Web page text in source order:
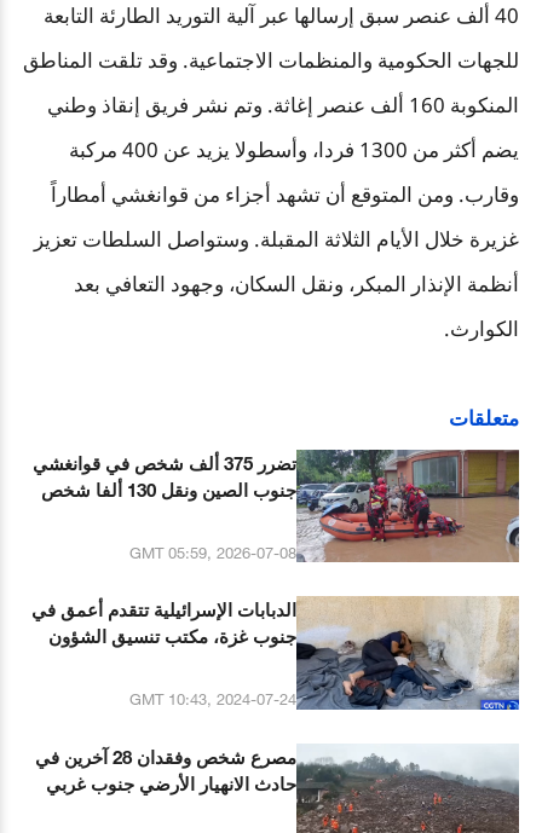
40 ألف عنصر سبق إرسالها عبر آلية التوريد الطارئة التابعة
للجهات الحكومية والمنظمات الاجتماعية. وقد تلقت المناطق
المنكوبة 160 ألف عنصر إغاثة. وتم نشر فريق إنقاذ وطني
يضم أكثر من 1300 فردا، وأسطولا يزيد عن 400 مركبة
وقارب. ومن المتوقع أن تشهد أجزاء من قوانغشي أمطاراً
غزيرة خلال الأيام الثلاثة المقبلة. وستواصل السلطات تعزيز
أنظمة الإنذار المبكر، ونقل السكان، وجهود التعافي بعد
الكوارث.
متعلقات
تضرر 375 ألف شخص في قوانغشي
جنوب الصين ونقل 130 ألفا شخص
GMT 05:59, 2026-07-08
الدبابات الإسرائيلية تتقدم أعمق في
جنوب غزة، مكتب تنسيق الشؤون
من خان يونس
GMT 10:43, 2024-07-24
مصرع شخص وفقدان 28 آخرين في
حادث الانهيار الأرضي جنوب غربي